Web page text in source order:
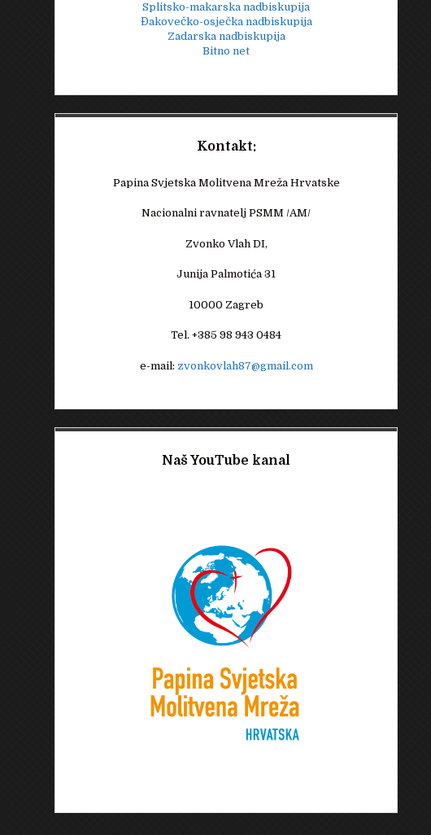
Splitsko-makarska nadbiskupija
Đakovečko-osječka nadbiskupija
Zadarska nadbiskupija
Bitno net
Kontakt:
Papina Svjetska Molitvena Mreža Hrvatske
Nacionalni ravnatelj PSMM /AM/
Zvonko Vlah DI,
Junija Palmotića 31
10000 Zagreb
Tel. +385 98 943 0484
e-mail: zvonkovlah87@gmail.com
Naš YouTube kanal